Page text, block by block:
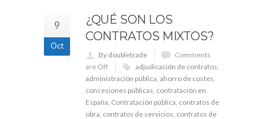
9
Oct
¿QUÉ SON LOS
CONTRATOS MIXTOS?
By doubletrade
Comments
are Off
adjudicación de contratos
administración pública ahorro de costes
concesiones públicas contratación en
España Contratación pública contratos de
obra contratos de servicios contratos de